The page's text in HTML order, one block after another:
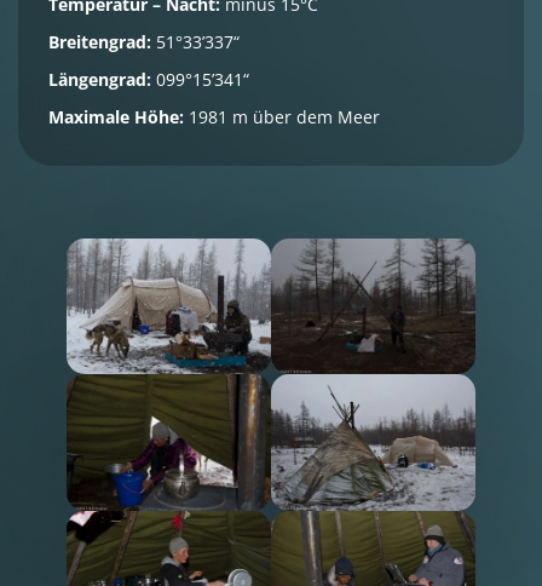
Breitengrad: 51°33’337“
Längengrad: 099°15’341“
Maximale Höhe: 1981 m über dem Meer